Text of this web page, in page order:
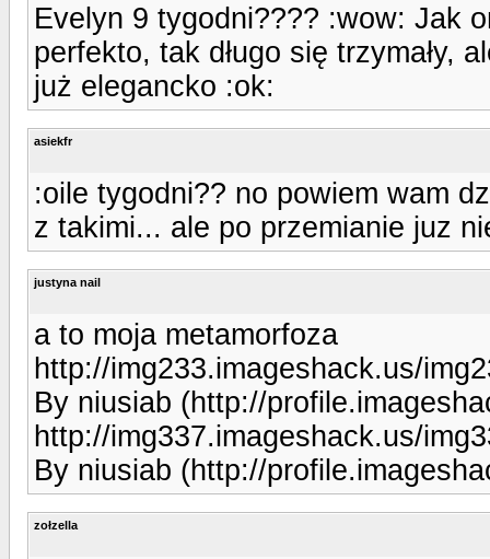
Evelyn 9 tygodni???? :wow: Jak
perfekto, tak długo się trzymały,
już elegancko :ok:
asiekfr
:oile tygodni?? no powiem wam
z takimi... ale po przemianie juz
justyna nail
a to moja metamorfoza
http://img233.imageshack.us/
By niusiab (http://
http://img337.imageshack.us/
By niusiab (http://
zołzella